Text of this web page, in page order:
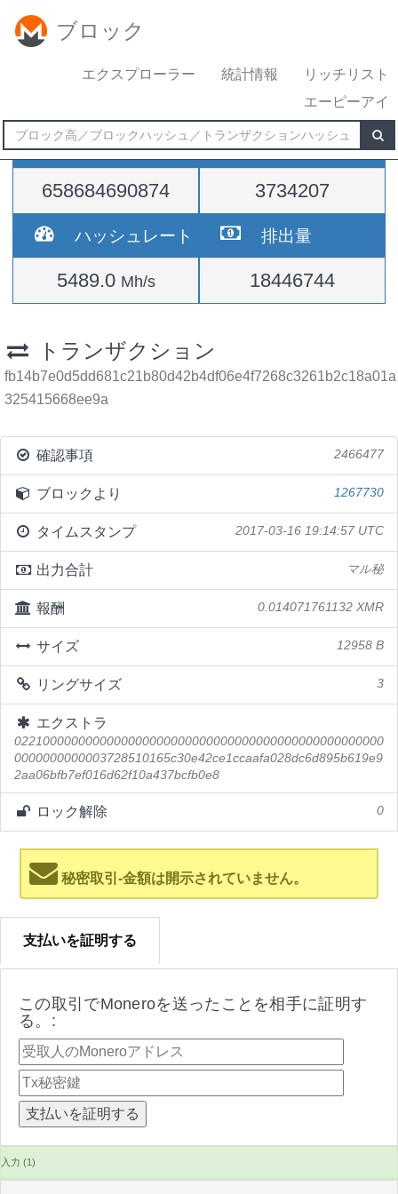
ブロック
エクスプローラー 統計情報
リッチリスト
エーピーアイ
難易度
658684690874
高さ
3734207
ハッシュレート
5489.0 Mh/s
排出量
18446744
トランザクション
fb14b7e0d5dd681c21b80d42b4df06e4f7268c3261b2c18a01a
325415668ee9a
確認事項 2466477
ブロックより 1267730
タイムスタンプ 2017-03-16 19:14:57 UTC
出力合計 マル秘
報酬 0.014071761132 XMR
サイズ 12958 B
リングサイズ 3
エクストラ
0221000000000000000000000000000000000000000000000000
0000000000003728510165c30e42ce1ccaafa028dc6d895b619e9
2aa06bfb7ef016d62f10a437bcfb0e8
ロック解除 0
秘密取引-金額は開示されていません。
支払いを証明する
この取引でMoneroを送ったことを相手に証明す
る。:
入力 (1)